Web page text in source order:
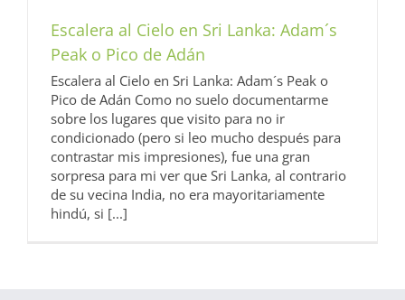
Escalera al Cielo en Sri Lanka: Adam´s
Peak o Pico de Adán
Escalera al Cielo en Sri Lanka: Adam´s Peak o
Pico de Adán Como no suelo documentarme
sobre los lugares que visito para no ir
condicionado (pero si leo mucho después para
contrastar mis impresiones), fue una gran
sorpresa para mi ver que Sri Lanka, al contrario
de su vecina India, no era mayoritariamente
hindú, si [...]